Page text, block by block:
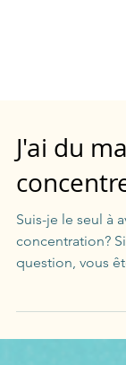
J'ai du
Suis-je le seul à
concentration? Si vous vous posez cette